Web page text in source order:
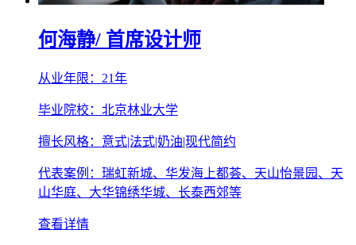
何海静/ 首席设计师
从业年限：21年
毕业院校：北京林业大学
擅长风格：意式|法式|奶油|现代简约
代表案例：瑞虹新城、华发海上都荟、天山怡景园、天
山华庭、大华锦绣华城、长泰西郊等
查看详情